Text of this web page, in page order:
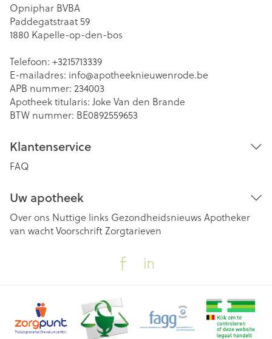
Opniphar BVBA
Paddegatstraat 59
1880 Kapelle-op-den-bos
Telefoon: +3215713339
E-mailadres: info@apotheeknieuwenrode.be
APB nummer: 234003
Apotheek titularis: Joke Van den Brande
BTW nummer: BE0892559653
Klantenservice
FAQ
Uw apotheek
Over ons Nuttige links Gezondheidsnieuws Apotheker
van wachtVoorschriftZorgtarieven